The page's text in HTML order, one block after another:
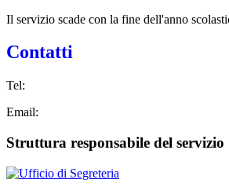
Il servizio scade con la fine dell'anno
Contatti
Tel:
Email:
Struttura responsabile del servizio